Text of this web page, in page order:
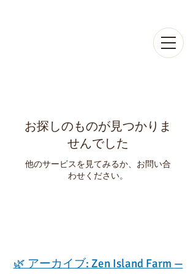
お探しのものが見つかりま
せんでした
他のサービスを見てみるか、お問い合
わせください。
🌿 アーカイブ: Zen Island Farm —